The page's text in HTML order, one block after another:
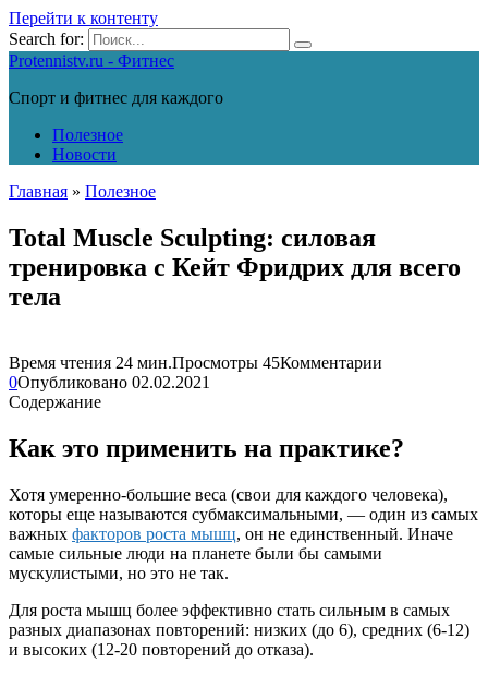
Перейти к контенту
Search for:
Protennistv.ru - Фитнес
Спорт и фитнес для каждого
Полезное
Новости
Главная » Полезное
Total Muscle Sculpting: силовая
тренировка с Кейт Фридрих для всего
тела
Время чтения 24 мин.Просмотры 45Комментарии
0Опубликовано 02.02.2021
Содержание
Как это применить на практике?
Хотя умеренно-большие веса (свои для каждого человека),
которы еще называются субмаксимальными, — один из самых
важных факторов роста мышц, он не единственный. Иначе
самые сильные люди на планете были бы самыми
мускулистыми, но это не так.
Для роста мышц более эффективно стать сильным в самых
разных диапазонах повторений: низких (до 6), средних (6-12)
и высоких (12-20 повторений до отказа).